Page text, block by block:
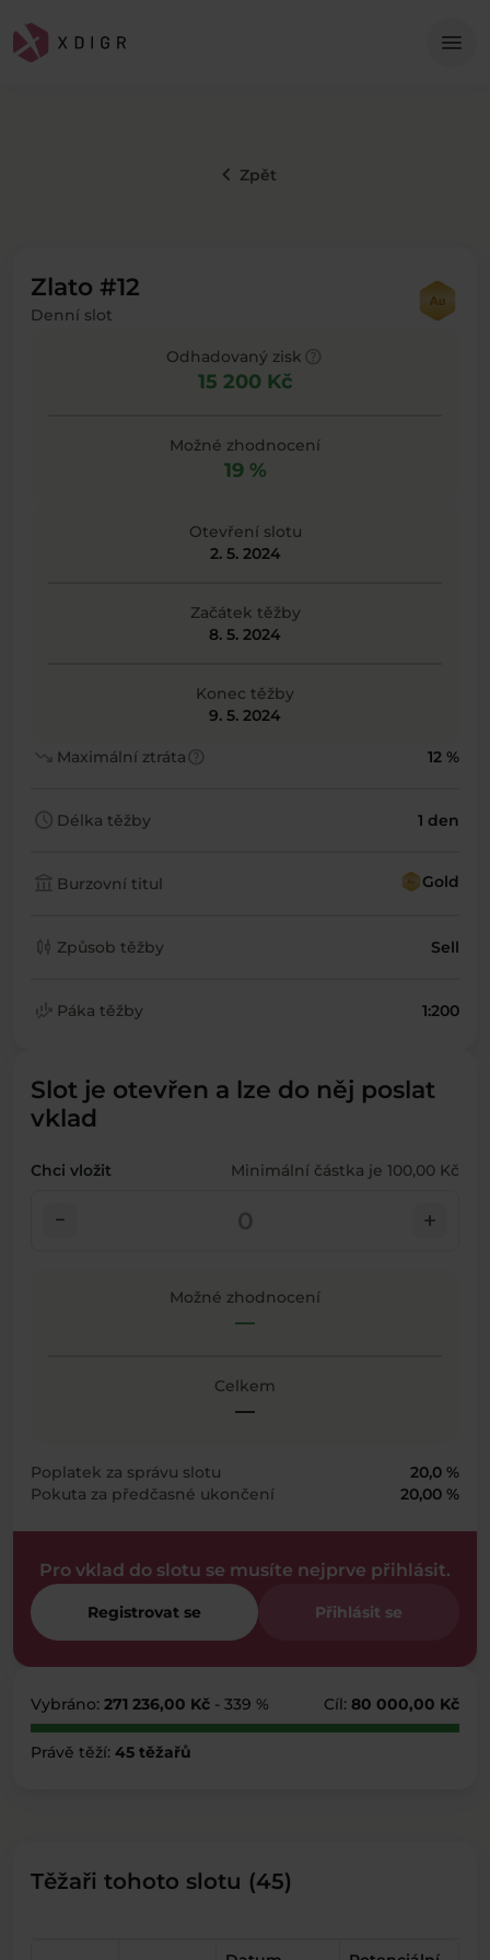
menu
keyboard_arrow_left Zpět
Zlato #12
Denní slot
Odhadovaný zisk
15 200 Kč
Možné zhodnocení
19 %
Otevření slotu
2. 5. 2024
Začátek těžby
8. 5. 2024
Konec těžby
9. 5. 2024
trending_down Maximální ztrátahelp 12 %
schedule Délka těžby 1 den
account_balance Burzovní titul Gold
candlestick_chart Způsob těžby Sell
finance_mode Páka těžby 1:200
Slot je otevřen a lze do něj poslat
vklad
Chci vložit Minimální částka je 100,00 Kč
check_indeterminate_small add
Možné zhodnocení
—
Celkem
—
Poplatek za správu slotu
20,0 %
Pokuta za předčasné ukončení
20,00 %
Pro vklad do slotu se musíte nejprve přihlásit.
Registrovat se Přihlásit se
Vybráno: 271 236,00 Kč - 339 % Cíl: 80 000,00 Kč
Právě těží: 45 těžařů
Těžaři tohoto slotu (45)